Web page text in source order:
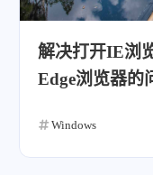
解决打开IE浏
Edge浏览器的
Windows